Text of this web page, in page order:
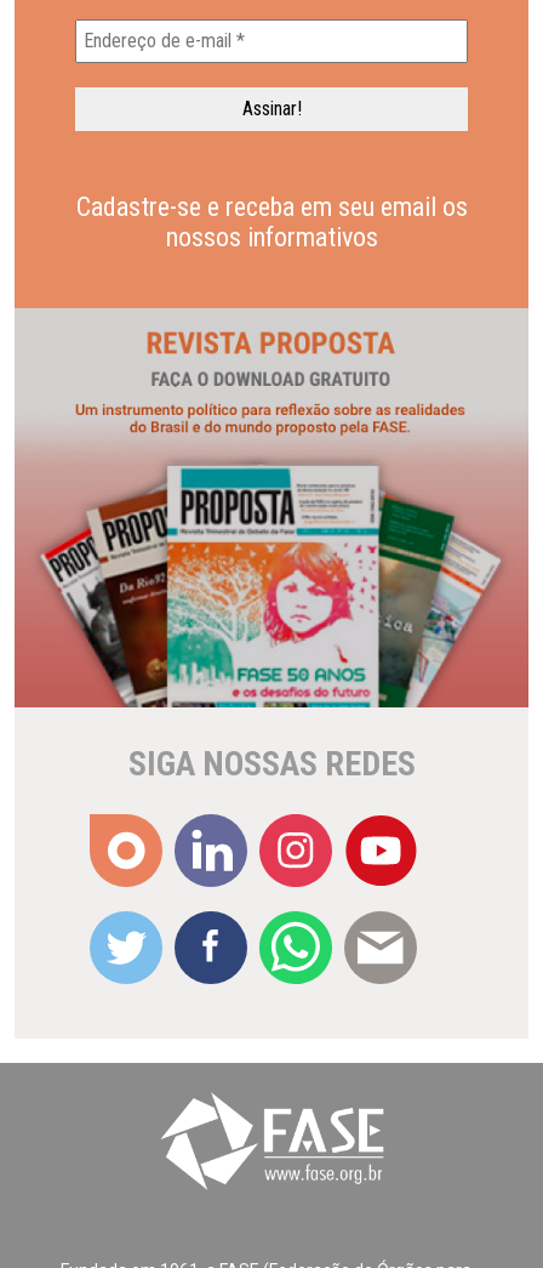
Cadastre-se e receba em seu email os
nossos informativos
SIGA NOSSAS REDES